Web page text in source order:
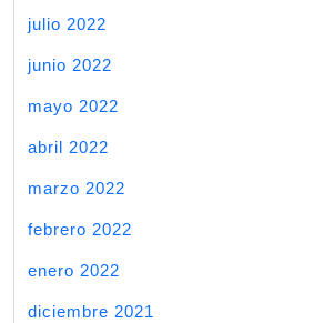
julio 2022
junio 2022
mayo 2022
abril 2022
marzo 2022
febrero 2022
enero 2022
diciembre 2021